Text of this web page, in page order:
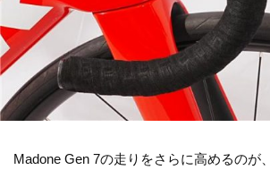
Madone Gen 7の走りをさらに高めるのが